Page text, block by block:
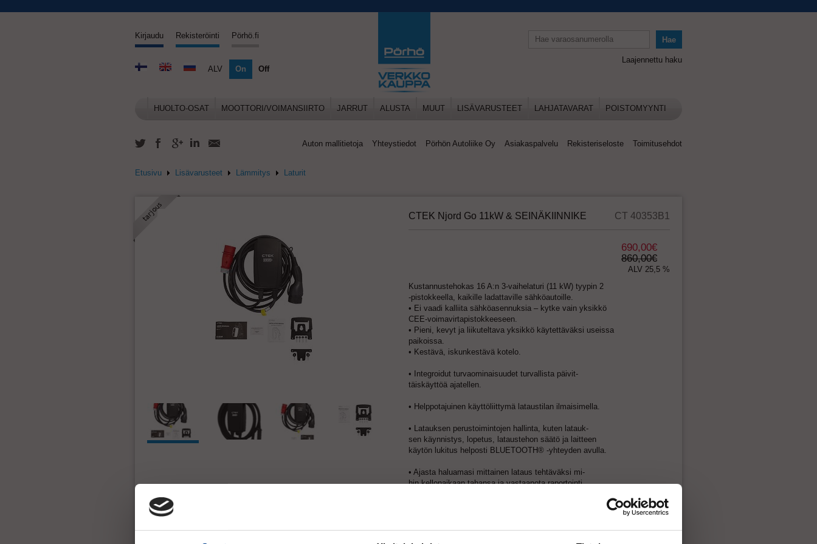
Kirjaudu Rekisteröinti Pörhö.fi
ALV On Off
Laajennettu haku
HUOLTO-OSAT MOOTTORI/VOIMANSIIRTO JARRUT ALUSTA MUUT LISÄVARUSTEET LAHJATAVARAT POISTOMYYNTI
Auton mallitietoja Yhteystiedot Pörhön Autoliike Oy Asiakaspalvelu Rekisteriseloste Toimitusehdot
Etusivu Lisävarusteet Lämmitys Laturit
CTEK Njord Go 11kW & SEINÄKIINNIKE CT 40353B1
690,00€
860,00€
ALV 25,5 %
Kustannustehokas 16 A:n 3-vaihelaturi (11 kW) tyypin 2
-pistokkeella, kaikille ladattaville sähköautoille.
• Ei vaadi kalliita sähköasennuksia – kytke vain yksikkö
CEE-voimavirtapistokkeeseen.
• Pieni, kevyt ja liikuteltava yksikkö käytettäväksi useissa
paikoissa.
• Kestävä, iskunkestävä kotelo.
• Integroidut turvaominaisuudet turvallista päivit-
täiskäyttöä ajatellen.
• Helppotajuinen käyttöliittymä lataustilan ilmaisimella.
• Latauksen perustoimintojen hallinta, kuten latauk-
sen käynnistys, lopetus, lataustehon säätö ja laitteen
käytön lukitus helposti BLUETOOTH® -yhteyden avulla.
• Ajasta haluamasi mittainen lataus tehtäväksi mi-
hin kellonaikaan tahansa ja vastaanota raportointi